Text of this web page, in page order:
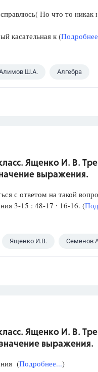
Но что то никак
касательная к (
Ш.А. Алгебра
Ященко И. В.
выражения.
с ответом на такой
3-15 : 48-17 ∙ 16-16. (
Ященко И.В. Семенов
Ященко И. В.
выражения.
(Подробнее...)